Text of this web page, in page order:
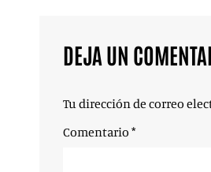
DEJA UN
Tu dirección de correo
Comentario *